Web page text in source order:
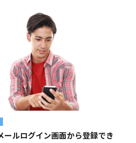
ールログイン画面から登録でき